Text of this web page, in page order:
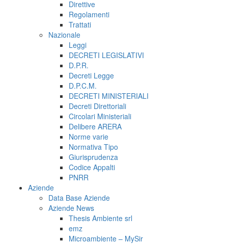
Direttive
Regolamenti
Trattati
Nazionale
Leggi
DECRETI LEGISLATIVI
D.P.R.
Decreti Legge
D.P.C.M.
DECRETI MINISTERIALI
Decreti Direttoriali
Circolari Ministeriali
Delibere ARERA
Norme varie
Normativa Tipo
Giurisprudenza
Codice Appalti
PNRR
Aziende
Data Base Aziende
Aziende News
Thesis Ambiente srl
emz
Microambiente – MySir